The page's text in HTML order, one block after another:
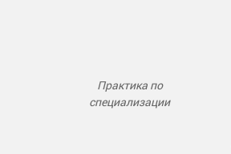
Практика по
специализации